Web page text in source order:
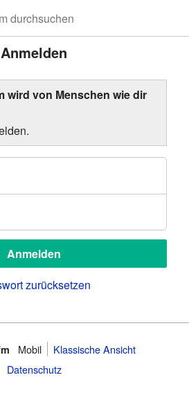
Anmelden
wird von Menschen wie dir
zurücksetzen
Mobil
Klassische Ansicht
Datenschutz